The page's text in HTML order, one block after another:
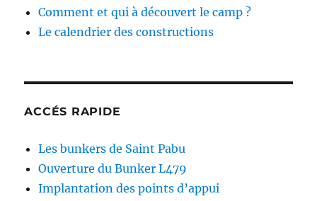
Comment et qui à découvert le camp ?
Le calendrier des constructions
ACCÉS RAPIDE
Les bunkers de Saint Pabu
Ouverture du Bunker L479
Implantation des points d’appui